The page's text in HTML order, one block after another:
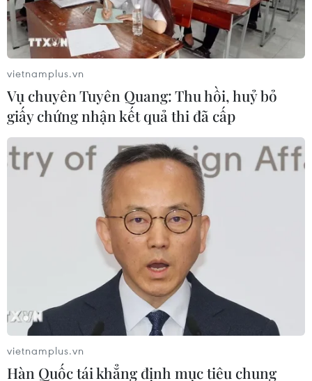
nâng cao năng lực hoạt động, chuyên nghiệp hóa chuỗi
quản lý, khai thác, thông quan hàng bưu chính quốc tế
của Bưu điện Việt Nam.
Doanh thu của Bưu điện Việt Nam tăng
mạnh trong năm 2016
25/12/2016 05:28
Năm 2016, tổng doanh thu của Tổng Công ty Bưu điện
vietnamplus.vn
Vụ chuyên Tuyên Quang: Thu hồi, huỷ bỏ
giấy chứng nhận kết quả thi đã cấp
vietnamplus.vn
Hàn Quốc tái khẳng định mục tiêu chung